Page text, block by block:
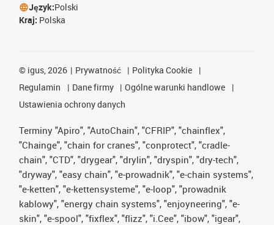
Język:Polski
Kraj: Polska
© igus, 2026 Prywatność
Polityka Cookie
Regulamin
Dane firmy
Ogólne warunki handlowe
Ustawienia ochrony danych
Terminy "Apiro", "AutoChain", "CFRIP", "chainflex",
"Chainge", "chain for cranes", "conprotect", "cradle-
chain", "CTD", "drygear", "drylin", "dryspin", "dry-tech",
"dryway", "easy chain", "e-prowadnik", "e-chain systems",
"e-ketten", "e-kettensysteme", "e-loop", "prowadnik
kablowy", "energy chain systems", "enjoyneering", "e-
skin", "e-spool", "fixflex", "flizz", "i.Cee", "ibow", "igear",